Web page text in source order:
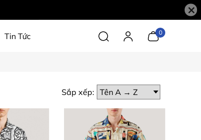
×
Tin Tức 0
Sắp xếp: